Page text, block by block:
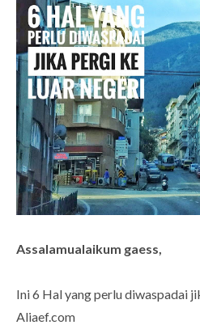
Assalamualaikum gaess,
Ini 6 Hal yang perlu diwaspadai
Aliaef.com